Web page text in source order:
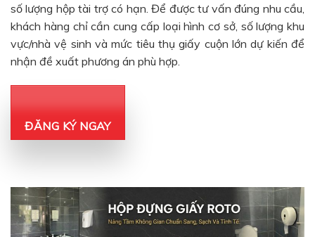
số lượng hộp tài trợ có hạn. Để được tư vấn đúng nhu cầu,
khách hàng chỉ cần cung cấp loại hình cơ sở, số lượng khu
vực/nhà vệ sinh và mức tiêu thụ giấy cuộn lớn dự kiến để
nhận đề xuất phương án phù hợp.
ĐĂNG KÝ NGAY